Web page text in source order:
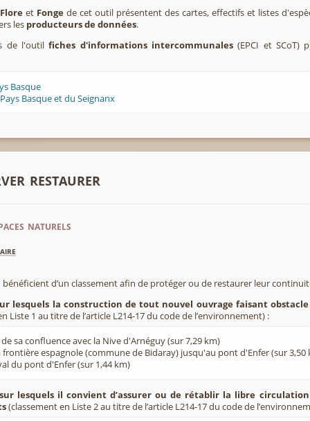
Flore et Fonge de cet outil présentent des cartes, effectifs et listes
les producteurs de données.
de l'outilfiches d'informations intercommunales(EPCI et SCoT)
Basque
Basque et du Seignanx
restaurer
naturels
bénéficient d’un classement afin de protéger ou de restaurer leur
lesquels la construction de tout nouvel ouvrage faisant
Liste 1 au titre de l’article L214-17 du code de l’environnement) :
sa confluence avec la Nive d'Arnéguy (sur 7,29 km)
frontière espagnole (commune de Bidaray) jusqu'au pont d'Enfer (sur 3,50
du pont d'Enfer (sur 1,44 km)
lesquels il convient d’assurer ou de rétablir la libre
(classement en Liste 2 au titre de l’article L214-17 du code de